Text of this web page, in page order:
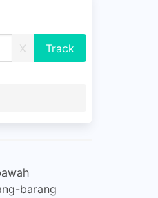
X
barang